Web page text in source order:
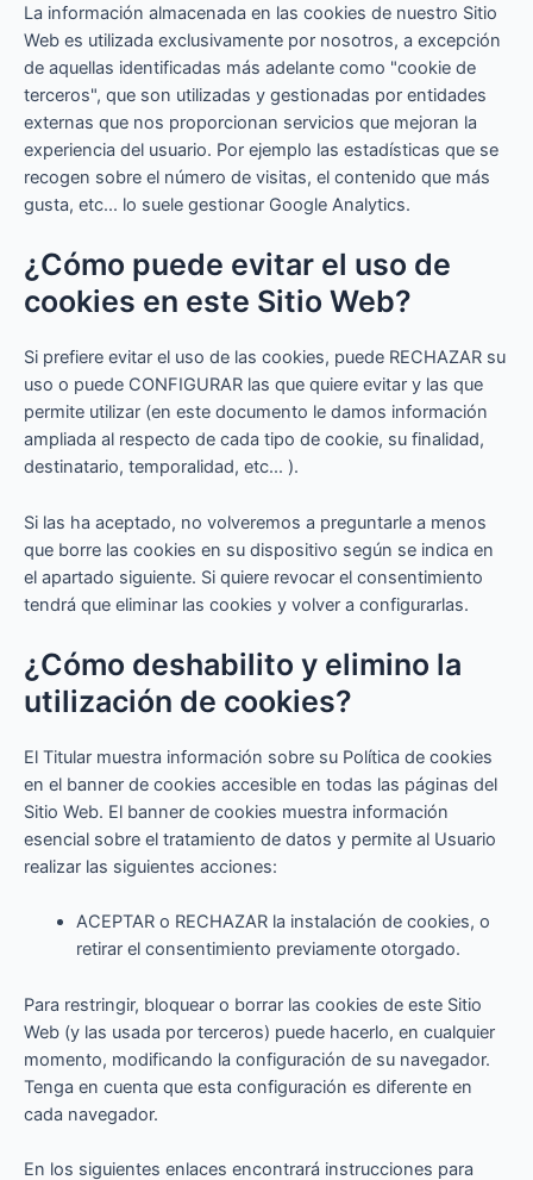
La información almacenada en las cookies de nuestro Sitio
Web es utilizada exclusivamente por nosotros, a excepción
de aquellas identificadas más adelante como "cookie de
terceros", que son utilizadas y gestionadas por entidades
externas que nos proporcionan servicios que mejoran la
experiencia del usuario. Por ejemplo las estadísticas que se
recogen sobre el número de visitas, el contenido que más
gusta, etc... lo suele gestionar Google Analytics.
¿Cómo puede evitar el uso de
cookies en este Sitio Web?
Si prefiere evitar el uso de las cookies, puede RECHAZAR su
uso o puede CONFIGURAR las que quiere evitar y las que
permite utilizar (en este documento le damos información
ampliada al respecto de cada tipo de cookie, su finalidad,
destinatario, temporalidad, etc... ).
Si las ha aceptado, no volveremos a preguntarle a menos
que borre las cookies en su dispositivo según se indica en
el apartado siguiente. Si quiere revocar el consentimiento
tendrá que eliminar las cookies y volver a configurarlas.
¿Cómo deshabilito y elimino la
utilización de cookies?
El Titular muestra información sobre su Política de cookies
en el banner de cookies accesible en todas las páginas del
Sitio Web. El banner de cookies muestra información
esencial sobre el tratamiento de datos y permite al Usuario
realizar las siguientes acciones:
ACEPTAR o RECHAZAR la instalación de cookies, o
retirar el consentimiento previamente otorgado.
Para restringir, bloquear o borrar las cookies de este Sitio
Web (y las usada por terceros) puede hacerlo, en cualquier
momento, modificando la configuración de su navegador.
Tenga en cuenta que esta configuración es diferente en
cada navegador.
En los siguientes enlaces encontrará instrucciones para